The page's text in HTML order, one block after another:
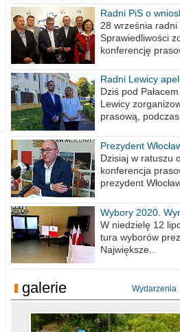
Radni PiS o
miasta na 2021
28 września radni
Sprawiedliwości
konferencję
Radni Lewicy
Wiesława Meringa
Dziś pod
Lewicy
prasową,
Prezydent
nie obrażajmy się”
Dzisiaj w ratuszu
konferencja
prezydent
Wybory 2020.
procent obwodów
W niedzielę 12
tura wyborów
Największe..
galerie Wydarzenia
Miasto kładzie się do snu .
Konkurs fotograficzny "Co
miejsca"
Ścieżka rowerowa w